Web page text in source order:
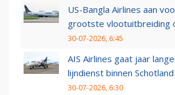
US-Bangla Airlines aan
grootste vlootuitbreiding
30-07-2026, 6:45
AIS Airlines gaat jaar
lijndienst binnen Schotland
30-07-2026, 6:30